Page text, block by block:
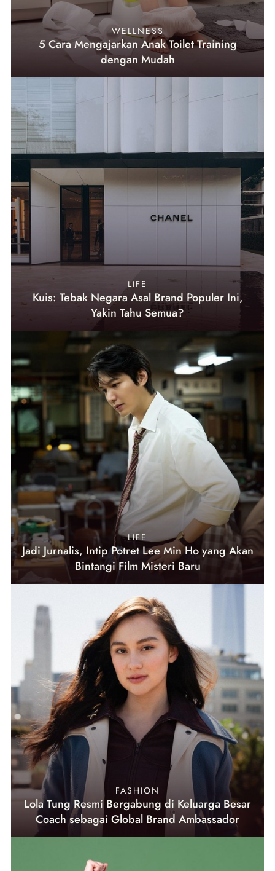
WELLNESS
5 Cara Mengajarkan Anak Toilet Training
dengan Mudah
LIFE
Kuis: Tebak Negara Asal Brand Populer Ini,
Yakin Tahu Semua?
LIFE
Jadi Jurnalis, Intip Potret Lee Min Ho yang Akan
Bintangi Film Misteri Baru
FASHION
Lola Tung Resmi Bergabung di Keluarga Besar
Coach sebagai Global Brand Ambassador